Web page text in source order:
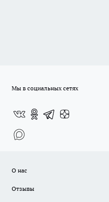
Мы в социальных сетях
О нас
Отзывы